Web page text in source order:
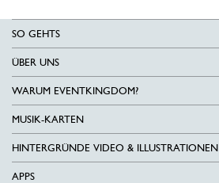
SO GEHTS
ÜBER UNS
WARUM EVENTKINGDOM?
MUSIK-KARTEN
HINTERGRÜNDE VIDEO & ILLUSTRATIONEN
APPS